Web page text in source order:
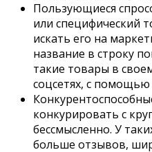
Пользующиеся
или специфический
искать его на
название в строку
такие товары в
соцсетях, с
конкурировать с
бессмысленно. У
больше отзывов,